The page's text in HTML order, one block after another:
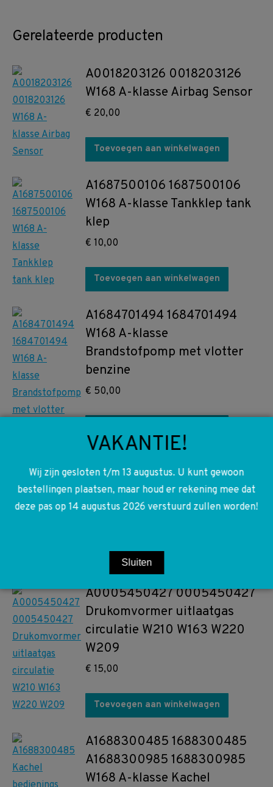
Gerelateerde producten
A0018203126 0018203126
W168 A-klasse Airbag Sensor
€ 20,00
Toevoegen aan winkelwagen
A1687500106 1687500106
W168 A-klasse Tankklep tank
klep
€ 10,00
Toevoegen aan winkelwagen
A1684701494 1684701494
W168 A-klasse
Brandstofpomp met vlotter
benzine
€ 50,00
A1688801283 1688801283
W168 Facelift gril grill
binnenwerk
Toevoegen aan winkelwagen
A0005450427 0005450427
Drukomvormer uitlaatgas
circulatie W210 W163 W220
W209
€ 15,00
Toevoegen aan winkelwagen
A1688300485 1688300485
A1688300985 1688300985
W168 A-klasse Kachel
VAKANTIE!
Wij zijn gesloten t/m 13 augustus. U kunt gewoon
bestellingen plaatsen, maar houd er rekening mee dat
deze pas op 14 augustus 2026 verstuurd zullen worden!
Sluiten